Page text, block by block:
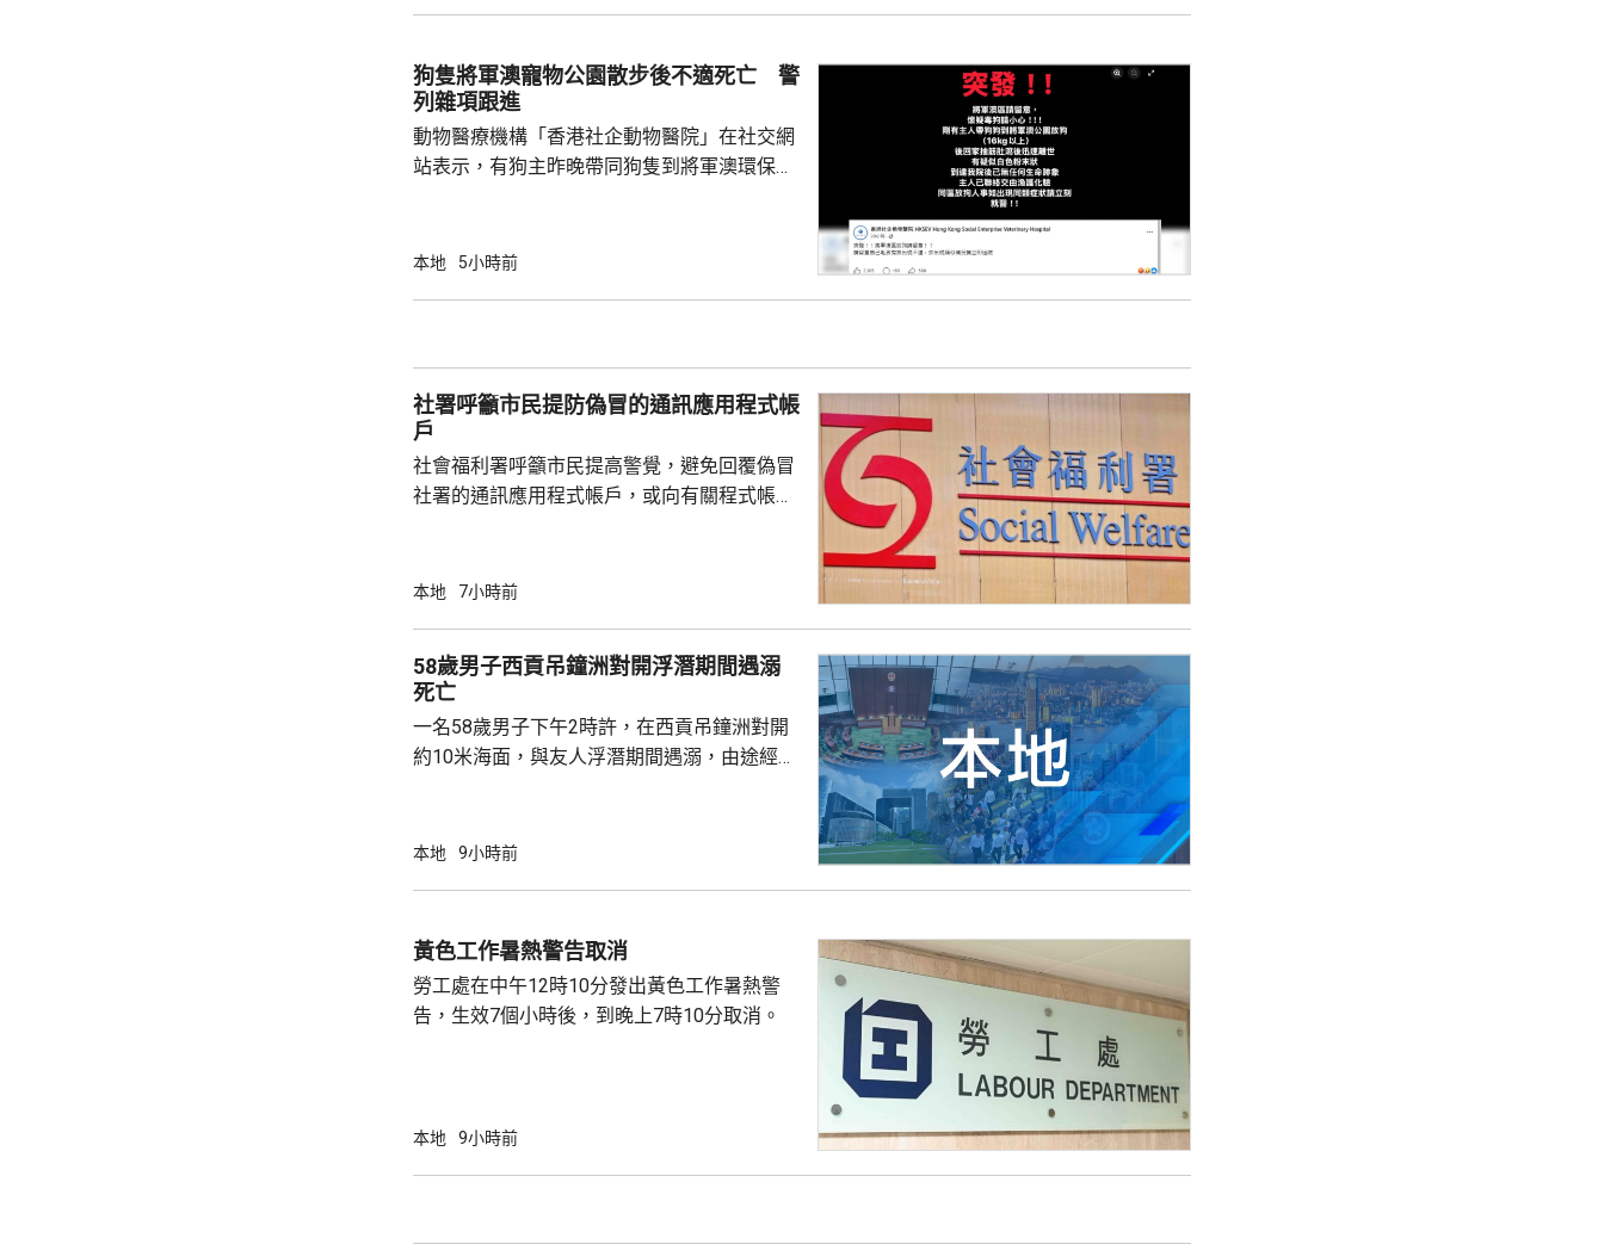
狗隻將軍澳寵物公園散步後不適死亡 警
列雜項跟進
動物醫療機構「香港社企動物醫院」在社交網
站表示，有狗主昨晚帶同狗隻到將軍澳環保大
亡，狗主事後聯絡交由漁護署化驗。 警方表
本地 5小時前
社署呼籲市民提防偽冒的通訊應用程式帳
戶
社會福利署呼籲市民提高警覺，避免回覆偽冒
社署的通訊應用程式帳戶，或向有關程式帳戶
內的不明連結，以盗取市民的個人資料。社署
本地 7小時前
58歲男子西貢吊鐘洲對開浮潛期間遇溺
死亡
一名58歲男子下午2時許，在西貢吊鐘洲對開
約10米海面，與友人浮潛期間遇溺，由途經船
確定。
本地 9小時前
黃色工作暑熱警告取消
勞工處在中午12時10分發出黃色工作暑熱警
告，生效7個小時後，到晚上7時10分取消。
本地 9小時前